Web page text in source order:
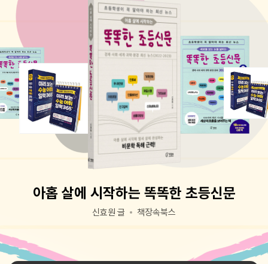
아홉 살에 시작하는 똑똑한 초등신문
신효원 글 책장속북스